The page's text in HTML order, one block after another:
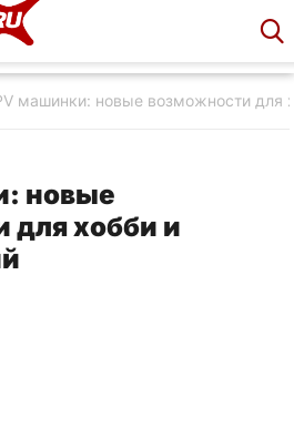
машинки: новые возможности для
новые
для хобби и